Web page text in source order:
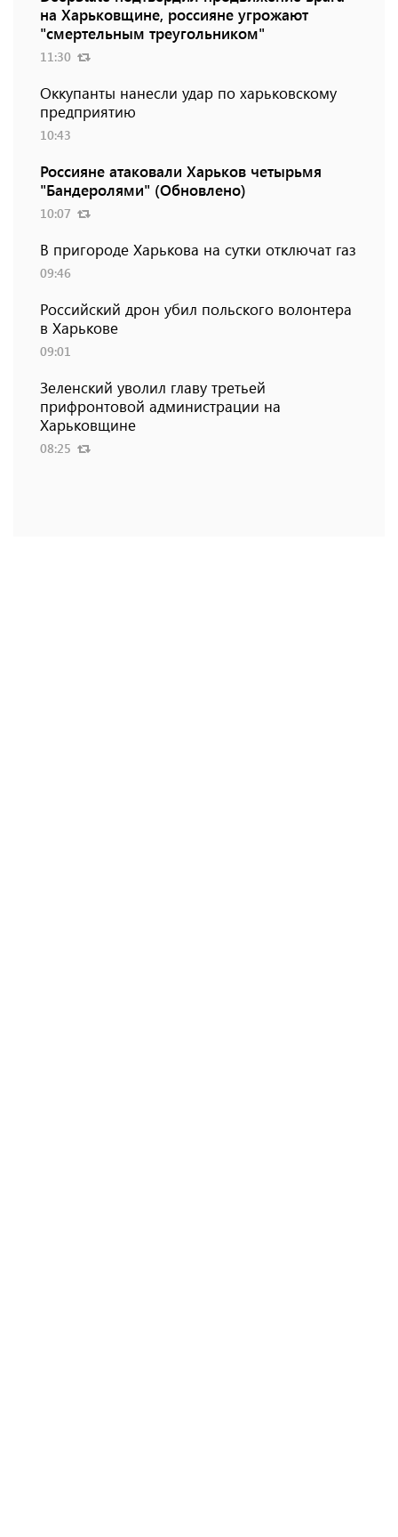
на Харьковщине, россияне угрожают
"смертельным треугольником"
11:30
Оккупанты нанесли удар по харьковскому
предприятию
10:43
Россияне атаковали Харьков четырьмя
"Бандеролями" (Обновлено)
10:07
В пригороде Харькова на сутки отключат газ
09:46
Российский дрон убил польского волонтера
в Харькове
09:01
Зеленский уволил главу третьей
прифронтовой администрации на
Харьковщине
08:25